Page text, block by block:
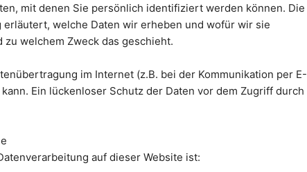
mit denen Sie persönlich identifiziert werden können. Die
welche Daten wir erheben und wofür wir sie
welchem Zweck das geschieht.
im Internet (z.B. bei der Kommunikation per E-
Ein lückenloser Schutz der Daten vor dem Zugriff durch
auf dieser Website ist: